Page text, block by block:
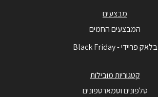
מבצעים
המבצעים החמים
בלאק פריידי - Black Friday
קטגוריות מובילות
טלפונים וסמארטפונים